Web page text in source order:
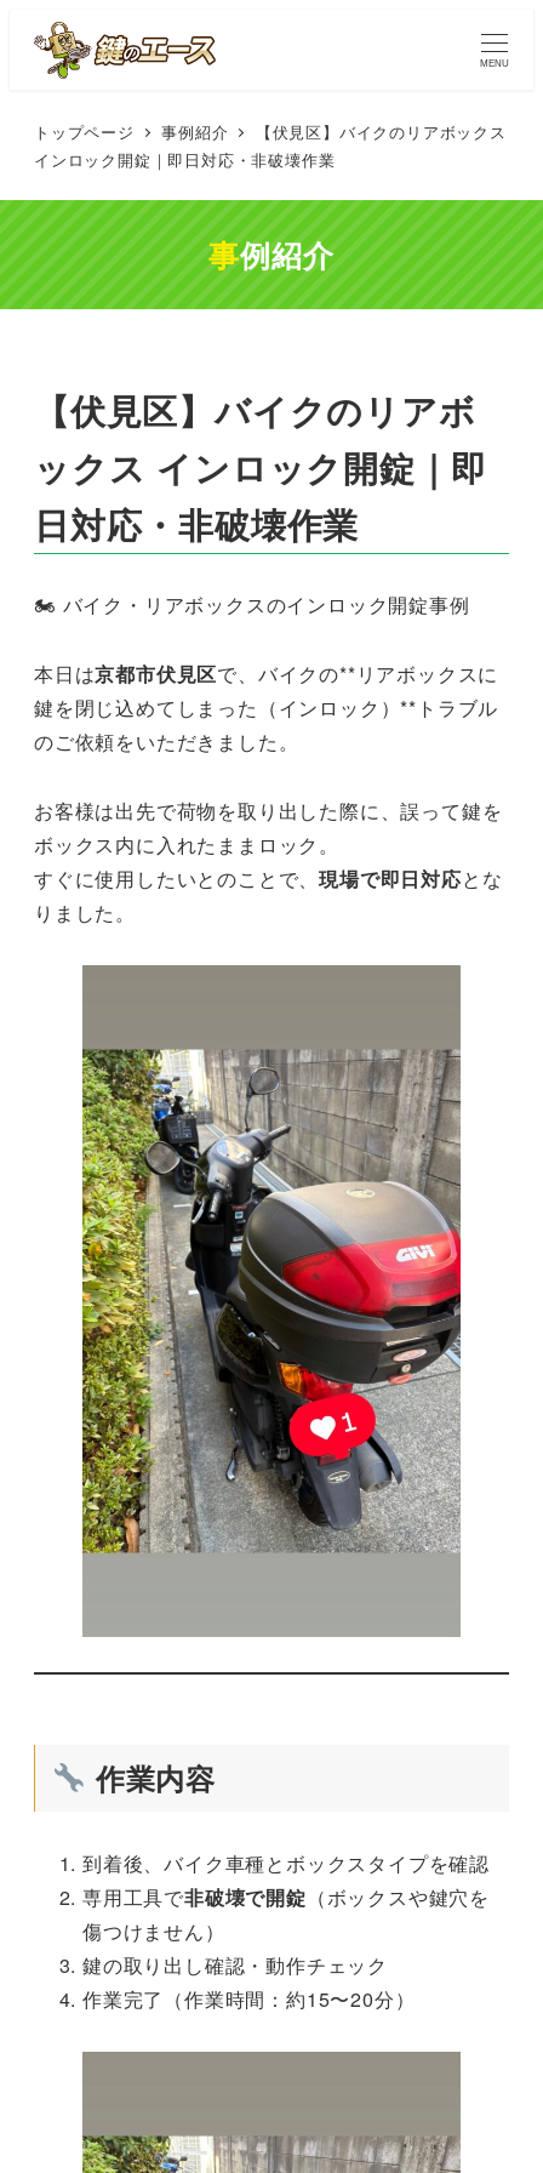
MENU
トップページ 事例紹介
【伏見区】バイクのリアボックス
インロック開錠｜即日対応・非破壊作業
事例紹介
【伏見区】バイクのリアボ
ックス インロック開錠｜即
日対応・非破壊作業
🏍 バイク・リアボックスのインロック開錠事例
本日は京都市伏見区で、バイクの**リアボックスに
鍵を閉じ込めてしまった（インロック）**トラブル
のご依頼をいただきました。
お客様は出先で荷物を取り出した際に、誤って鍵を
ボックス内に入れたままロック。
すぐに使用したいとのことで、現場で即日対応とな
りました。
作業内容
到着後、バイク車種とボックスタイプを確認
専用工具で非破壊で開錠 （ボックスや鍵穴を
傷つけません）
鍵の取り出し確認・動作チェック
作業完了（作業時間：約15〜20分）